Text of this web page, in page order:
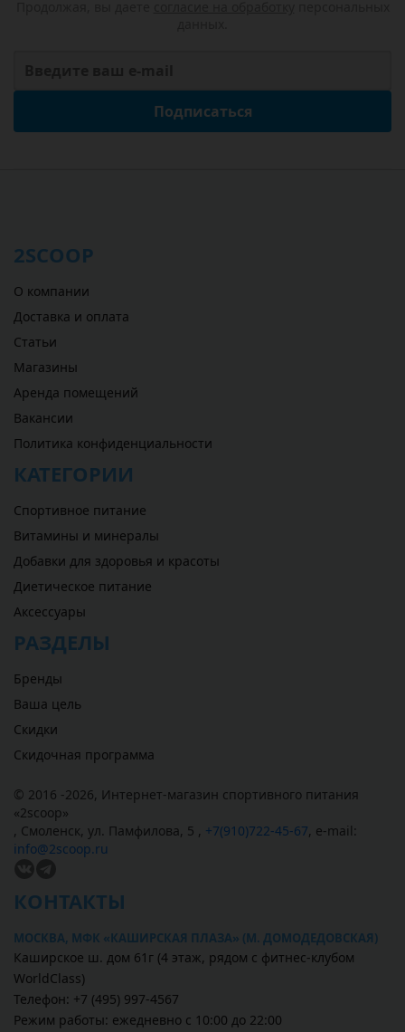
Подписаться
2SCOOP
О компании
Доставка и оплата
Статьи
Магазины
Аренда помещений
Вакансии
Политика конфиденциальности
КАТЕГОРИИ
Спортивное питание
Витамины и минералы
Добавки для здоровья и красоты
Диетическое питание
Аксессуары
РАЗДЕЛЫ
Бренды
Ваша цель
Скидки
Скидочная программа
© 2016 -2026, Интернет-магазин спортивного питания
«2scoop»
, Смоленск, ул. Памфилова, 5 , +7(910)722-45-67, e-mail:
info@2scoop.ru
КОНТАКТЫ
МОСКВА, МФК «КАШИРСКАЯ ПЛАЗА» (М. ДОМОДЕДОВСКАЯ)
Каширское ш. дом 61г (4 этаж, рядом с фитнес-клубом
WorldClass)
Телефон: +7 (495) 997-4567
Режим работы: ежедневно с 10:00 до 22:00